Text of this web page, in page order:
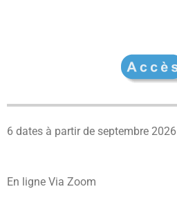
6 dates à partir de septembre 2026
En ligne Via Zoom